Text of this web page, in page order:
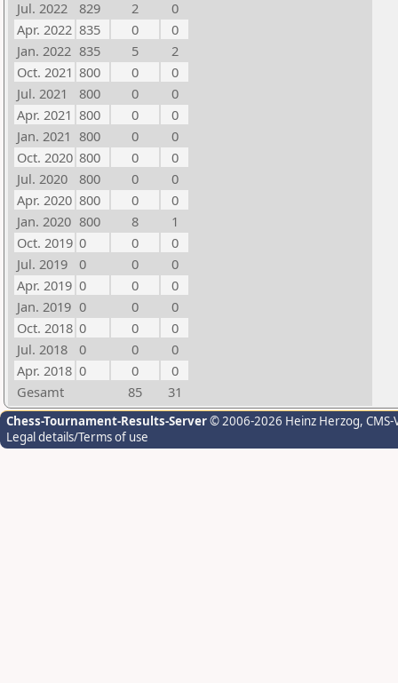
Jul. 2022
829 2
0
Apr. 2022 835 0
0
Jan. 2022 835 5
2
Oct. 2021 800 0
0
Jul. 2021
800 0
0
Apr. 2021 800 0
0
Jan. 2021 800 0
0
Oct. 2020 800 0
0
Jul. 2020
800 0
0
Apr. 2020 800 0
0
Jan. 2020 800 8
1
Oct. 2019 0 0
0
Jul. 2019
0 0
0
Apr. 2019 0 0
0
Jan. 2019 0 0
0
Oct. 2018 0 0
0
Jul. 2018
0 0
0
Apr. 2018 0 0
0
Gesamt
85 31
Chess-Tournament-Results-Server© 2006-2026 Heinz Herzog,
Legal details/Terms of use